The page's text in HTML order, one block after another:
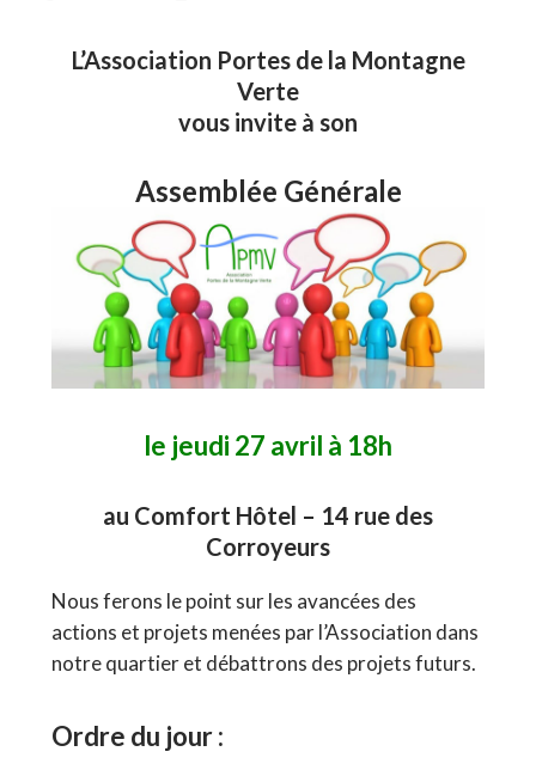
L’Association Portes de la Montagne
Verte
vous invite à son
Assemblée Générale
le jeudi 27 avril à 18h
au Comfort Hôtel – 14 rue des
Corroyeurs
Nous ferons le point sur les avancées des
actions et projets menées par l’Association dans
notre quartier et débattrons des projets futurs.
Ordre du jour :